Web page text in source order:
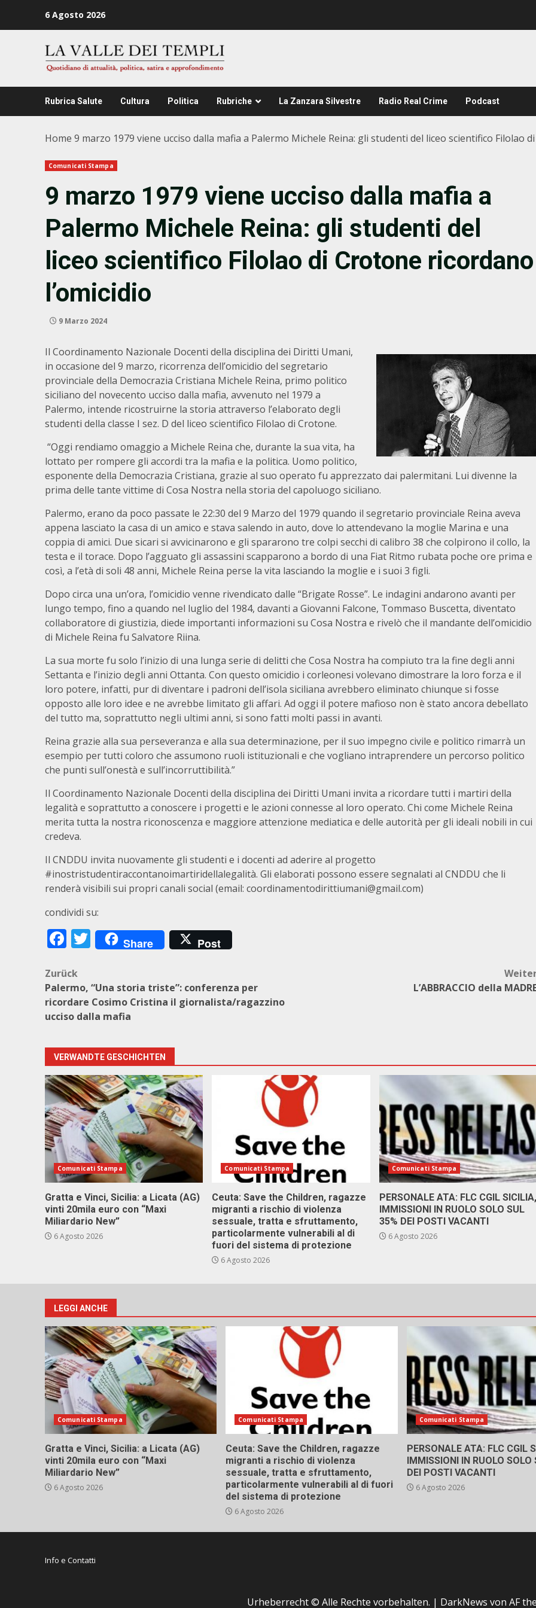
6 Agosto 2026
Rubrica Salute Cultura Politica Rubriche La Zanzara Silvestre Radio Real Crime Podcast
Home 9 marzo 1979 viene ucciso dalla mafia a Palermo Michele Reina: gli studenti del liceo scientifico Filolao
Comunicati Stampa
9 marzo 1979 viene ucciso dalla mafia a
Palermo Michele Reina: gli studenti del
liceo scientifico Filolao di Crotone ricordano
l’omicidio
9 Marzo 2024
Il Coordinamento Nazionale Docenti della disciplina dei Diritti Umani,
in occasione del 9 marzo, ricorrenza dell’omicidio del segretario
provinciale della Democrazia Cristiana Michele Reina, primo politico
siciliano del novecento ucciso dalla mafia, avvenuto nel 1979 a
Palermo, intende ricostruirne la storia attraverso l’elaborato degli
studenti della classe I sez. D del liceo scientifico Filolao di Crotone.
“Oggi rendiamo omaggio a Michele Reina che, durante la sua vita, ha
lottato per rompere gli accordi tra la mafia e la politica. Uomo politico,
esponente della Democrazia Cristiana, grazie al suo operato fu apprezzato dai palermitani. Lui divenne la
prima delle tante vittime di Cosa Nostra nella storia del capoluogo siciliano.
Palermo, erano da poco passate le 22:30 del 9 Marzo del 1979 quando il segretario provinciale Reina aveva
appena lasciato la casa di un amico e stava salendo in auto, dove lo attendevano la moglie Marina e una
coppia di amici. Due sicari si avvicinarono e gli spararono tre colpi secchi di calibro 38 che colpirono il collo, la
testa e il torace. Dopo l’agguato gli assassini scapparono a bordo di una Fiat Ritmo rubata poche ore prima e
così, a l’età di soli 48 anni, Michele Reina perse la vita lasciando la moglie e i suoi 3 figli.
Dopo circa una un’ora, l’omicidio venne rivendicato dalle “Brigate Rosse”. Le indagini andarono avanti per
lungo tempo, fino a quando nel luglio del 1984, davanti a Giovanni Falcone, Tommaso Buscetta, diventato
collaboratore di giustizia, diede importanti informazioni su Cosa Nostra e rivelò che il mandante dell’omicidio
di Michele Reina fu Salvatore Riina.
La sua morte fu solo l’inizio di una lunga serie di delitti che Cosa Nostra ha compiuto tra la fine degli anni
Settanta e l’inizio degli anni Ottanta. Con questo omicidio i corleonesi volevano dimostrare la loro forza e il
loro potere, infatti, pur di diventare i padroni dell’isola siciliana avrebbero eliminato chiunque si fosse
opposto alle loro idee e ne avrebbe limitato gli affari. Ad oggi il potere mafioso non è stato ancora debellato
del tutto ma, soprattutto negli ultimi anni, si sono fatti molti passi in avanti.
Reina grazie alla sua perseveranza e alla sua determinazione, per il suo impegno civile e politico rimarrà un
esempio per tutti coloro che assumono ruoli istituzionali e che vogliano intraprendere un percorso politico
che punti sull’onestà e sull’incorruttibilità.”
Il Coordinamento Nazionale Docenti della disciplina dei Diritti Umani invita a ricordare tutti i martiri della
legalità e soprattutto a conoscere i progetti e le azioni connesse al loro operato. Chi come Michele Reina
merita tutta la nostra riconoscenza e maggiore attenzione mediatica e delle autorità per gli ideali nobili in cui
credeva.
Il CNDDU invita nuovamente gli studenti e i docenti ad aderire al progetto
#inostristudentiraccontanoimartiridellalegalità. Gli elaborati possono essere segnalati al CNDDU che li
renderà visibili sui propri canali social (email: coordinamentodirittiumani@gmail.com)
condividi su:
Facebook
Twitter
Share Post
Beitragsnavigation
Zurück
Palermo, “Una storia triste”: conferenza per
ricordare Cosimo Cristina il giornalista/ragazzino
ucciso dalla mafia
L’ABBRACCIO della
VERWANDTE GESCHICHTEN
Comunicati Stampa
Gratta e Vinci, Sicilia: a Licata (AG)
vinti 20mila euro con “Maxi
Miliardario New”
6 Agosto 2026
Comunicati Stampa
Ceuta: Save the Children, ragazze
migranti a rischio di violenza
sessuale, tratta e sfruttamento,
particolarmente vulnerabili al di
fuori del sistema di protezione
6 Agosto 2026
Comunicati Stampa
PERSONALE ATA: FLC CGIL SICILIA,
IMMISSIONI IN RUOLO SOLO SUL
35% DEI POSTI VACANTI
6 Agosto 2026
LEGGI ANCHE
Comunicati Stampa
Gratta e Vinci, Sicilia: a Licata (AG)
vinti 20mila euro con “Maxi
Miliardario New”
6 Agosto 2026
Comunicati Stampa
Ceuta: Save the Children, ragazze
migranti a rischio di violenza
sessuale, tratta e sfruttamento,
particolarmente vulnerabili al di fuori
del sistema di protezione
6 Agosto 2026
Comunicati Stampa
PERSONALE ATA: FLC CGIL
IMMISSIONI IN RUOLO SOLO
DEI POSTI VACANTI
6 Agosto 2026
Info e Contatti
Urheberrecht © Alle Rechte vorbehalten. | DarkNews von AF